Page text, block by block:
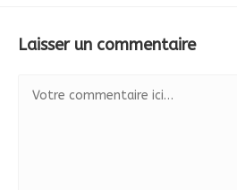
Laisser un commentaire